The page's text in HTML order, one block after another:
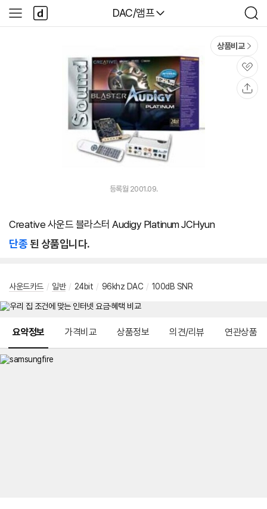
다나와
DAC/앰프
검
색
사
이
다
나
와
상품비교
관
심
등록월 2001.09.
Creative 사운드 블라스터 Audigy Platinum JCHyun
단종된 상품입니다.
사운드카드 / 일반 / 24bit / 96khz DAC / 100dB SNR
요약정보 가격비교 상품정보 의견/리뷰 연관상품